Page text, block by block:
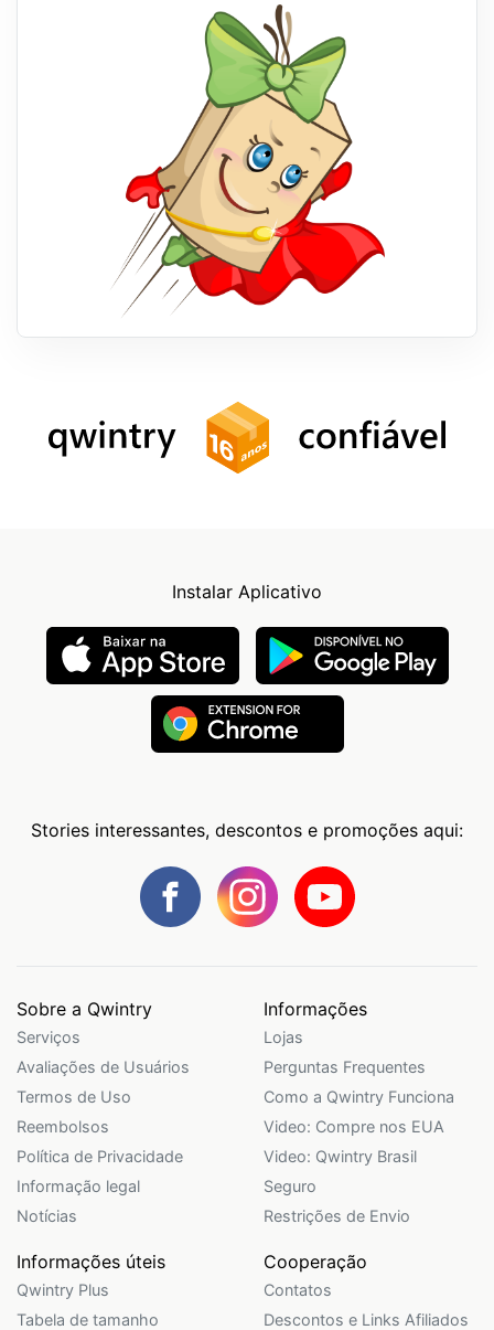
Instalar Aplicativo
Stories interessantes, descontos e promoções aqui:
Sobre a Qwintry
Serviços
Avaliações de Usuários
Termos de Uso
Reembolsos
Política de Privacidade
Informação legal
Notícias
Informações
Lojas
Perguntas Frequentes
Como a Qwintry Funciona
Video: Compre nos EUA
Video: Qwintry Brasil
Seguro
Restrições de Envio
Informações úteis
Qwintry Plus
Tabela de tamanho
Cooperação
Contatos
Descontos e Links Afiliados